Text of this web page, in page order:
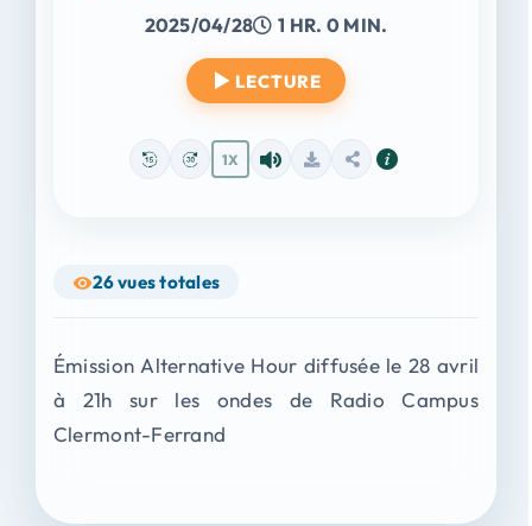
2025/04/28 1 HR. 0 MIN.
LECTURE
1X
26vues totales
Émission Alternative Hour diffusée le 28 avril
à 21h sur les ondes de Radio Campus
Clermont-Ferrand